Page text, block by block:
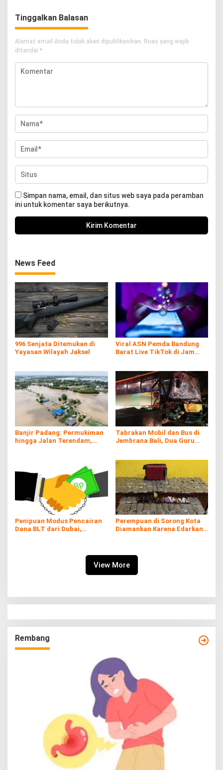
Tinggalkan Balasan
Alamat email Anda tidak akan dipublikasikan. Ruas yang wajib
ditandai *
Simpan nama, email, dan situs web saya pada peramban
ini untuk komentar saya berikutnya.
News Feed
996 Senjata Ditemukan di
Yayasan Wilayah Jaksel
Viral ASN Pemda Bandung
Barat Live TikTok di Jam
Banjir Padang: Permukiman
hingga Jalan Terendam,
Tabrakan Mobil dan Bus di
Jembrana Bali, Dua Guru
Penipuan Modus Pencairan
Dana BLT dari Dubai,
Perempuan di Sorong Kota
Diamankan Karena Edarkan
View More
Rembang